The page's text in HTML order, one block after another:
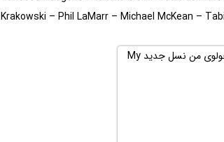
Krakowski – Phil LaMarr – Michael McKean –